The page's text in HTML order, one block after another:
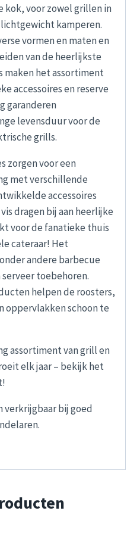
kok, voor zowel grillen in
kamperen.
vormen en maten en
van de heerlijkste
maken het assortiment
accessoires en reserve
garanderen
levensduur voor de
grills.
zorgen voor een
met verschillende
accessoires
dragen bij aan heerlijke
voor de fanatieke thuis
cateraar! Het
andere barbecue
toebehoren.
helpen de roosters,
oppervlakken schoon te
assortiment van grill en
elk jaar – bekijk het
bij goed